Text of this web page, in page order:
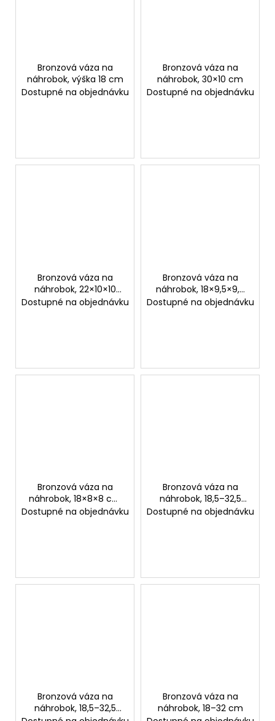
Bronzová váza na
náhrobok, výška 18 cm
Dostupné na objednávku
Bronzová váza na
náhrobok, 30×10 cm
Dostupné na objednávku
Bronzová váza na
náhrobok, 22×10×10
cm alebo 27×10×10 cm
Dostupné na objednávku
Bronzová váza na
náhrobok, 18×9,5×9,5
cm alebo 23×11×11 cm
Dostupné na objednávku
Bronzová váza na
náhrobok, 18×8×8 cm
alebo 24×9×9 cm
Dostupné na objednávku
Bronzová váza na
náhrobok, 18,5–32,5
cm
Dostupné na objednávku
Bronzová váza na
náhrobok, 18,5–32,5
Bronzová váza na
náhrobok, 18–32 cm